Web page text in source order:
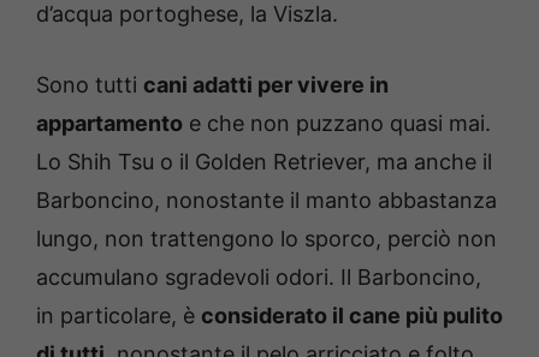
d’acqua portoghese, la Viszla.
Sono tutti cani adatti per vivere in
appartamento e che non puzzano quasi mai.
Lo Shih Tsu o il Golden Retriever, ma anche il
Barboncino, nonostante il manto abbastanza
lungo, non trattengono lo sporco, perciò non
accumulano sgradevoli odori. Il Barboncino,
in particolare, è considerato il cane più pulito